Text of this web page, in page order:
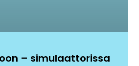
– simulaattorissa